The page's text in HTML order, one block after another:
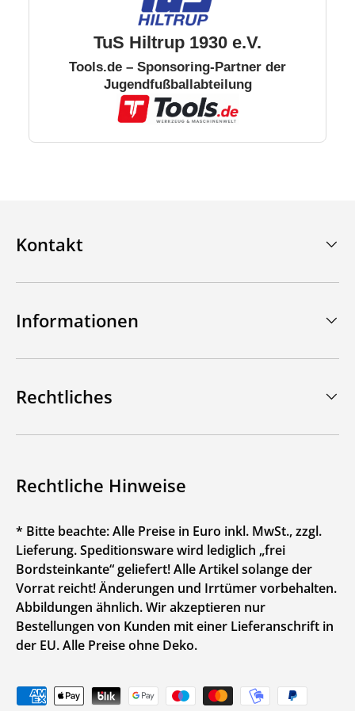
TuS Hiltrup 1930 e.V.
Tools.de – Sponsoring-Partner der
Jugendfußballabteilung
Kontakt
Informationen
Rechtliches
Rechtliche Hinweise
* Bitte beachte: Alle Preise in Euro inkl. MwSt., zzgl.
Lieferung. Speditionsware wird lediglich „frei
Bordsteinkante“ geliefert! Alle Artikel solange der
Vorrat reicht! Änderungen und Irrtümer vorbehalten.
Abbildungen ähnlich. Wir akzeptieren nur
Bestellungen von Kunden mit einer Lieferanschrift in
der EU. Alle Preise ohne Deko.
Zahlungsmethoden